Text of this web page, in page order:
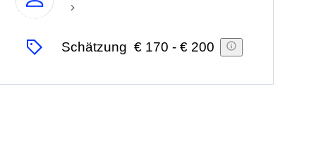
Experte
Schätzung € 170 - € 200